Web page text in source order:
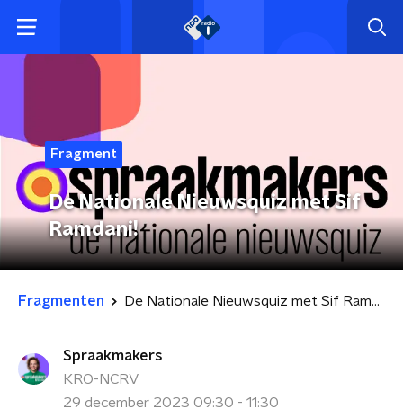
Fragment
De Nationale Nieuwsquiz met Sif
Ramdani!
Fragmenten De Nationale Nieuwsquiz met Sif Ramdani!
Spraakmakers
KRO-NCRV
29 december 2023 09:30 - 11:30